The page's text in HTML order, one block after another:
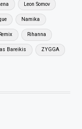
Leon Somov
Namika
Remix Rihanna
Bareikis ZYGGA